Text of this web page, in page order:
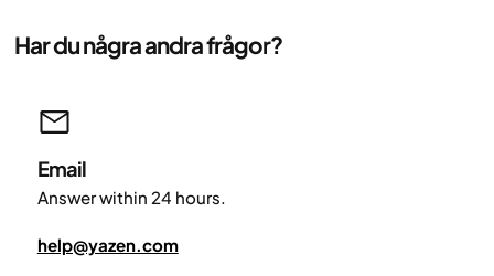
Har du några andra frågor?
Email
Answer within 24 hours.
help@yazen.com